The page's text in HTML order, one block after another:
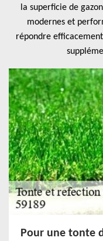
la superficie de
modernes et
répondre
Pour une tonte